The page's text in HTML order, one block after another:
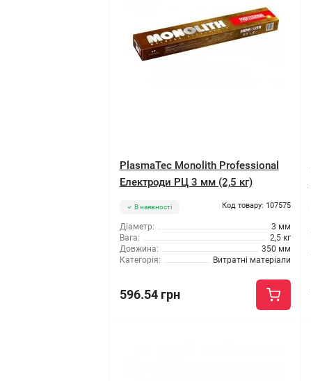
PlasmaTec Monolith Professional
Електроди РЦ 3 мм (2,5 кг)
В наявності Код товару: 107575
Діаметр:
3 мм
Вага:
2,5 кг
Довжина:
350 мм
Категорія:
Витратні матеріали
596.54 грн